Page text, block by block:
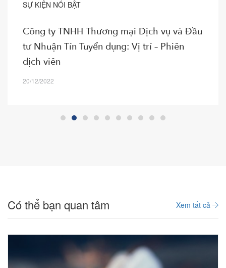
SỰ KIỆN NỔI BẬT
Công ty TNHH Thương mại Dịch vụ và Đầu
tư Nhuận Tín Tuyển dụng: Vị trí – Phiên
dịch viên
20/12/2022
Có thể bạn quan tâm Xem tất cả